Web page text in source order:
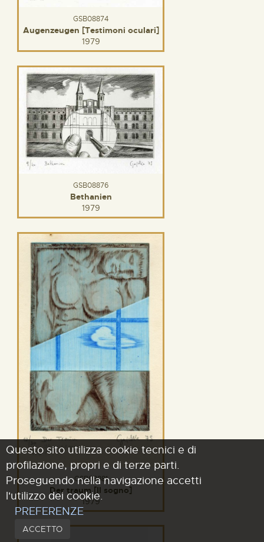
GSB08874
Augenzeugen [Testimoni oculari]
1979
GSB08876
Bethanien
1979
GSB08881
Der traum [Il sogno]
1979
Questo sito utilizza cookie tecnici e di
profilazione, propri e di terze parti.
Proseguendo nella navigazione accetti
l'utilizzo dei cookie.
PREFERENZE
ACCETTO